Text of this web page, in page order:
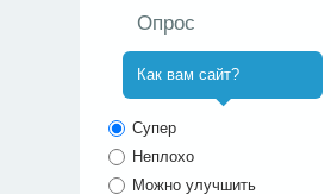
Опрос
Как вам сайт?
Супер
Неплохо
Можно улучшить